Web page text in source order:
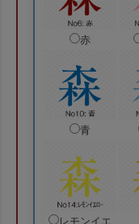
赤
青
レモンイエ